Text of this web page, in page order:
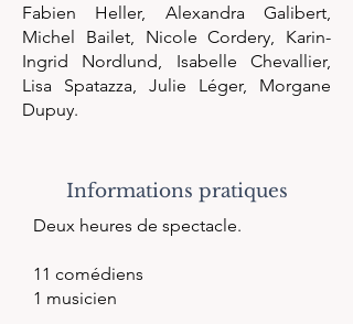
Fabien Heller, Alexandra Galibert,
Michel Bailet, Nicole Cordery, Karin-
Ingrid Nordlund, Isabelle Chevallier,
Lisa Spatazza, Julie Léger, Morgane
Dupuy.
Informations pratiques
Deux heures de spectacle.
11 comédiens
1 musicien